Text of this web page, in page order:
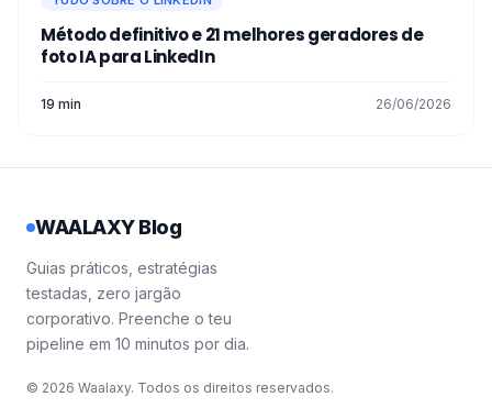
Método definitivo e 21 melhores geradores de
foto IA para LinkedIn
19 min 26/06/2026
WAALAXY Blog
Guias práticos, estratégias
testadas, zero jargão
corporativo. Preenche o teu
pipeline em 10 minutos por dia.
© 2026 Waalaxy. Todos os direitos reservados.